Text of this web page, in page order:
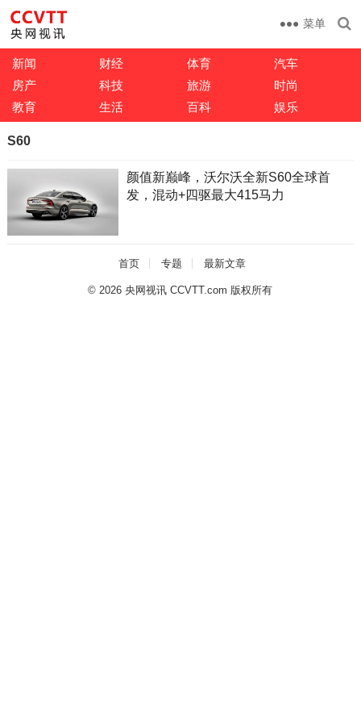
菜单
新闻 财经 体育
汽车
房产
科技 旅游
时尚
教育
生活 百科 娱乐
S60
颜值新巅峰，沃尔沃全新S60全球首
发，混动+四驱最大415马力
首页 专题 最新文章
© 2026央网视讯 CCVTT.com 版权所有